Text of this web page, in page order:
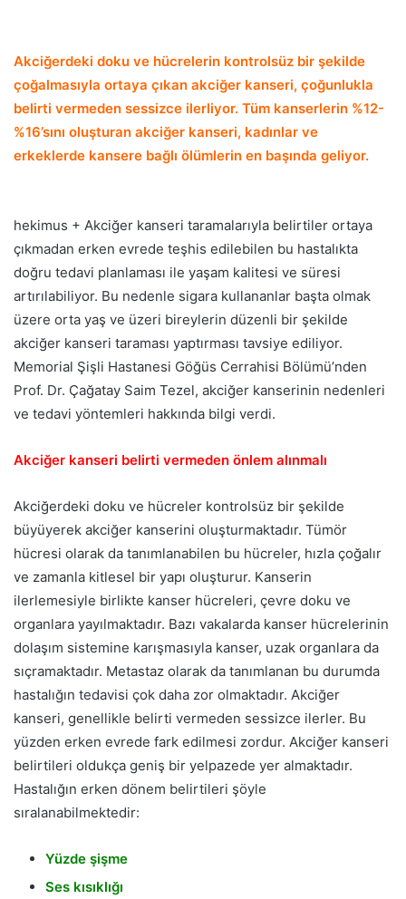
Akciğerdeki doku ve hücrelerin kontrolsüz bir şekilde
çoğalmasıyla ortaya çıkan akciğer kanseri, çoğunlukla
belirti vermeden sessizce ilerliyor. Tüm kanserlerin %12-
%16’sını oluşturan akciğer kanseri, kadınlar ve
erkeklerde kansere bağlı ölümlerin en başında geliyor.
hekimus + Akciğer kanseri taramalarıyla belirtiler ortaya
çıkmadan erken evrede teşhis edilebilen bu hastalıkta
doğru tedavi planlaması ile yaşam kalitesi ve süresi
artırılabiliyor. Bu nedenle sigara kullananlar başta olmak
üzere orta yaş ve üzeri bireylerin düzenli bir şekilde
akciğer kanseri taraması yaptırması tavsiye ediliyor.
Memorial Şişli Hastanesi Göğüs Cerrahisi Bölümü’nden
Prof. Dr. Çağatay Saim Tezel, akciğer kanserinin nedenleri
ve tedavi yöntemleri hakkında bilgi verdi.
Akciğer kanseri belirti vermeden önlem alınmalı
Akciğerdeki doku ve hücreler kontrolsüz bir şekilde
büyüyerek akciğer kanserini oluşturmaktadır. Tümör
hücresi olarak da tanımlanabilen bu hücreler, hızla çoğalır
ve zamanla kitlesel bir yapı oluşturur. Kanserin
ilerlemesiyle birlikte kanser hücreleri, çevre doku ve
organlara yayılmaktadır. Bazı vakalarda kanser hücrelerinin
dolaşım sistemine karışmasıyla kanser, uzak organlara da
sıçramaktadır. Metastaz olarak da tanımlanan bu durumda
hastalığın tedavisi çok daha zor olmaktadır. Akciğer
kanseri, genellikle belirti vermeden sessizce ilerler. Bu
yüzden erken evrede fark edilmesi zordur. Akciğer kanseri
belirtileri oldukça geniş bir yelpazede yer almaktadır.
Hastalığın erken dönem belirtileri şöyle
sıralanabilmektedir:
Yüzde şişme
Ses kısıklığı